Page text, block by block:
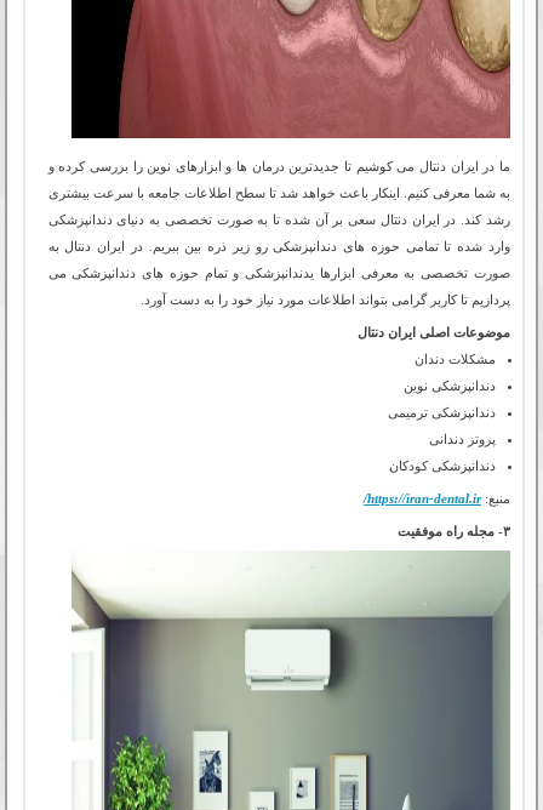
ما در ایران دنتال می کوشیم تا جدیدترین درمان ها و ابزارهای نوین را بررسی کرده و
به شما معرفی کنیم. اینکار باعث خواهد شد تا سطح اطلاعات جامعه با سرعت بیشتری
رشد کند. در ایران دنتال سعی بر آن شده تا به صورت تخصصی به دنیای دندانپزشکی
وارد شده تا تمامی حوزه های دندانپزشکی رو زیر ذره بین ببریم. در ایران دنتال به
صورت تخصصی به معرفی ابزارها یدندانپزشکی و تمام حوزه های دندانپزشکی می
پردازیم تا کاربر گرامی بتواند اطلاعات مورد نیاز خود را به دست آورد.
موضوعات اصلی ایران دنتال
مشکلات دندان
دندانپزشکی نوین
دندانپزشکی ترمیمی
پروتز دندانی
دندانپزشکی کودکان
منبع:https://iran-dental.ir/
۳- مجله راه موفقیت